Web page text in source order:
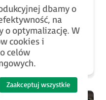
Drive
04
dbamy o
na
o optymalizację. W
cookies i
celów
Zaakceptuj wszystkie